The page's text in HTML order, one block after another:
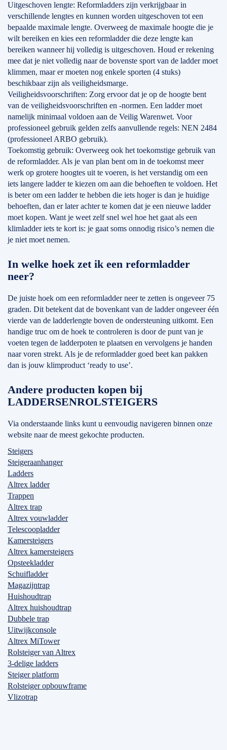
Uitgeschoven lengte: Reformladders zijn verkrijgbaar in
verschillende lengtes en kunnen worden uitgeschoven tot een
bepaalde maximale lengte. Overweeg de maximale hoogte die je
wilt bereiken en kies een reformladder die deze lengte kan
bereiken wanneer hij volledig is uitgeschoven. Houd er rekening
mee dat je niet volledig naar de bovenste sport van de ladder moet
klimmen, maar er moeten nog enkele sporten (4 stuks)
beschikbaar zijn als veiligheidsmarge.
Veiligheidsvoorschriften: Zorg ervoor dat je op de hoogte bent
van de veiligheidsvoorschriften en -normen. Een ladder moet
namelijk minimaal voldoen aan de Veilig Warenwet. Voor
professioneel gebruik gelden zelfs aanvullende regels: NEN 2484
(professioneel ARBO gebruik).
Toekomstig gebruik: Overweeg ook het toekomstige gebruik van
de reformladder. Als je van plan bent om in de toekomst meer
werk op grotere hoogtes uit te voeren, is het verstandig om een
iets langere ladder te kiezen om aan die behoeften te voldoen. Het
is beter om een ladder te hebben die iets hoger is dan je huidige
behoeften, dan er later achter te komen dat je een nieuwe ladder
moet kopen. Want je weet zelf snel wel hoe het gaat als een
klimladder iets te kort is: je gaat soms onnodig risico’s nemen die
je niet moet nemen.
In welke hoek zet ik een reformladder
neer?
De juiste hoek om een reformladder neer te zetten is ongeveer 75
graden. Dit betekent dat de bovenkant van de ladder ongeveer één
vierde van de ladderlengte boven de ondersteuning uitkomt. Een
handige truc om de hoek te controleren is door de punt van je
voeten tegen de ladderpoten te plaatsen en vervolgens je handen
naar voren strekt. Als je de reformladder goed beet kan pakken
dan is jouw klimproduct ‘ready to use’.
Andere producten kopen bij
LADDERSENROLSTEIGERS
Via onderstaande links kunt u eenvoudig navigeren binnen onze
website naar de meest gekochte producten.
Steigers
Steigeraanhanger
Ladders
Altrex ladder
Trappen
Altrex trap
Altrex vouwladder
Telescoopladder
Kamersteigers
Altrex kamersteigers
Opsteekladder
Schuifladder
Magazijntrap
Huishoudtrap
Altrex huishoudtrap
Dubbele trap
Uitwijkconsole
Altrex MiTower
Rolsteiger van Altrex
3-delige ladders
Steiger platform
Rolsteiger opbouwframe
Vlizotrap